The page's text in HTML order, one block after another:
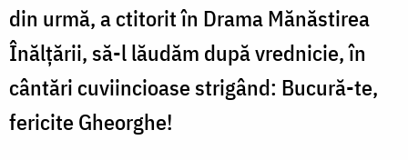
din urmă, a ctitorit în Drama Mănăstirea
Înălțării, să-l lăudăm după vrednicie, în
cântări cuviincioase strigând: Bucură-te,
fericite Gheorghe!